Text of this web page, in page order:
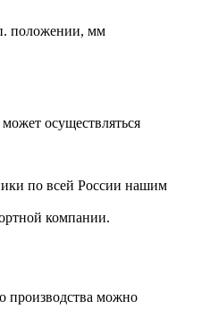
положении, мм
осуществляться
по всей России нашим
компании.
производства можно